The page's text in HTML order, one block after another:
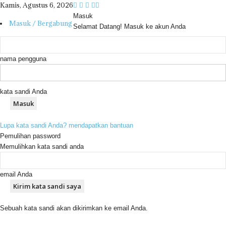
Kamis, Agustus 6, 2026
Masuk / Bergabung
Masuk
Selamat Datang! Masuk ke akun Anda
nama pengguna
kata sandi Anda
Lupa kata sandi Anda? mendapatkan bantuan
Pemulihan password
Memulihkan kata sandi anda
email Anda
Sebuah kata sandi akan dikirimkan ke email Anda.